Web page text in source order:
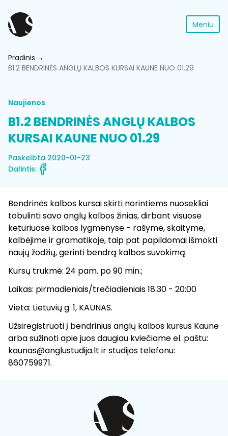
Meniu
Pradinis
B1.2 BENDRINĖS ANGLŲ KALBOS KURSAI KAUNE NUO 01.29
Naujienos
B1.2 BENDRINĖS ANGLŲ KALBOS
KURSAI KAUNE NUO 01.29
Paskelbta 2020-01-23
Dalintis:
Bendrinės kalbos kursai skirti norintiems nuosekliai
tobulinti savo anglų kalbos žinias, dirbant visuose
keturiuose kalbos lygmenyse - rašyme, skaityme,
kalbėjime ir gramatikoje, taip pat papildomai išmokti
naujų žodžių, gerinti bendrą kalbos suvokimą.
Kursų trukmė: 24 pam. po 90 min.;
Laikas: pirmadieniais/trečiadieniais 18:30 - 20:00
Vieta: Lietuvių g. 1, KAUNAS.
Užsiregistruoti į bendrinius anglų kalbos kursus Kaune
arba sužinoti apie juos daugiau kviečiame el. paštu:
kaunas@anglustudija.lt ir studijos telefonu:
860759971.